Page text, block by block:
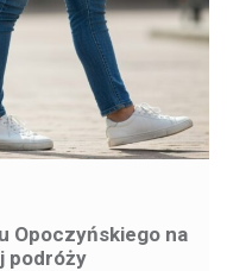
Opoczyńskiego na
podróży